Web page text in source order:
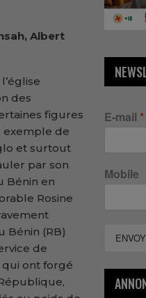
Albert
des
figures
exemple de
et surtout
par son
Bénin en
Rosine
Bénin (RB)
de
qui ont forgé
E-mail *
Mobile